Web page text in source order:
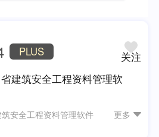
PLUS
关注
建筑安全工程资料管理软
筑安全工程资料管理软件 更多